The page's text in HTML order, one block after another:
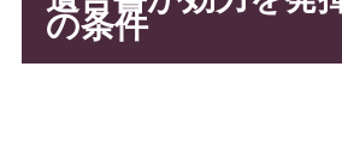
の条件